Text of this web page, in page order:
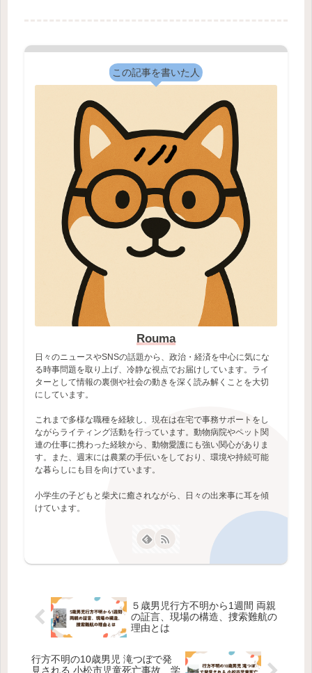
この記事を書いた人
Rouma
日々のニュースやSNSの話題から、政治・経済を中心に気にな
る時事問題を取り上げ、冷静な視点でお届けしています。ライ
ターとして情報の裏側や社会の動きを深く読み解くことを大切
にしています。
これまで多様な職種を経験し、現在は在宅で事務サポートをし
ながらライティング活動を行っています。動物病院やペット関
連の仕事に携わった経験から、動物愛護にも強い関心がありま
す。また、週末には農業の手伝いをしており、環境や持続可能
な暮らしにも目を向けています。
小学生の子どもと柴犬に癒されながら、日々の出来事に耳を傾
けています。
５歳男児行方不明から1週間 両親
の証言、現場の構造、捜索難航の
理由とは
行方不明の10歳男児 滝つぼで発
見される 小松市児童死亡事故、学